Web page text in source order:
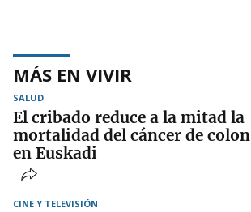
MÁS EN VIVIR
SALUD
El cribado reduce a la mitad la
mortalidad del cáncer de colon
en Euskadi
CINE Y TELEVISIÓN